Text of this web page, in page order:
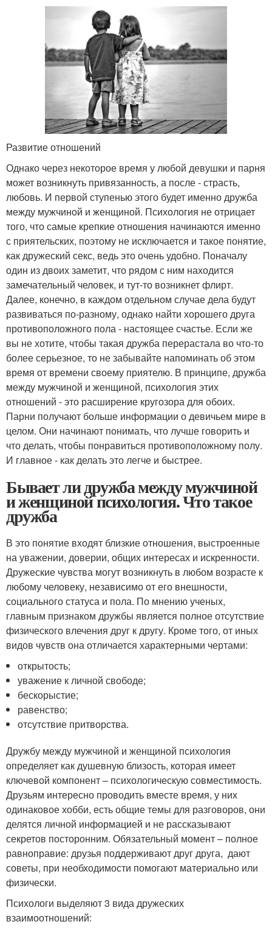
Развитие отношений
Однако через некоторое время у любой девушки и парня
может возникнуть привязанность, а после - страсть,
любовь. И первой ступенью этого будет именно дружба
между мужчиной и женщиной. Психология не отрицает
того, что самые крепкие отношения начинаются именно
с приятельских, поэтому не исключается и такое понятие,
как дружеский секс, ведь это очень удобно. Поначалу
один из двоих заметит, что рядом с ним находится
замечательный человек, и тут-то возникнет флирт.
Далее, конечно, в каждом отдельном случае дела будут
развиваться по-разному, однако найти хорошего друга
противоположного пола - настоящее счастье. Если же
вы не хотите, чтобы такая дружба перерастала во что-то
более серьезное, то не забывайте напоминать об этом
время от времени своему приятелю. В принципе, дружба
между мужчиной и женщиной, психология этих
отношений - это расширение кругозора для обоих.
Парни получают больше информации о девичьем мире в
целом. Они начинают понимать, что лучше говорить и
что делать, чтобы понравиться противоположному полу.
И главное - как делать это легче и быстрее.
Бывает ли дружба между мужчиной
и женщиной психология. Что такое
дружба
В это понятие входят близкие отношения, выстроенные
на уважении, доверии, общих интересах и искренности.
Дружеские чувства могут возникнуть в любом возрасте к
любому человеку, независимо от его внешности,
социального статуса и пола. По мнению ученых,
главным признаком дружбы является полное отсутствие
физического влечения друг к другу. Кроме того, от иных
видов чувств она отличается характерными чертами:
открытость;
уважение к личной свободе;
бескорыстие;
равенство;
отсутствие притворства.
Дружбу между мужчиной и женщиной психология
определяет как душевную близость, которая имеет
ключевой компонент – психологическую совместимость.
Друзьям интересно проводить вместе время, у них
одинаковое хобби, есть общие темы для разговоров, они
делятся личной информацией и не рассказывают
секретов посторонним. Обязательный момент – полное
равноправие: друзья поддерживают друг друга, дают
советы, при необходимости помогают материально или
физически.
Психологи выделяют 3 вида дружеских
взаимоотношений: